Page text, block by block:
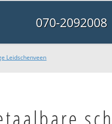
070-2092008
Leidschenveen